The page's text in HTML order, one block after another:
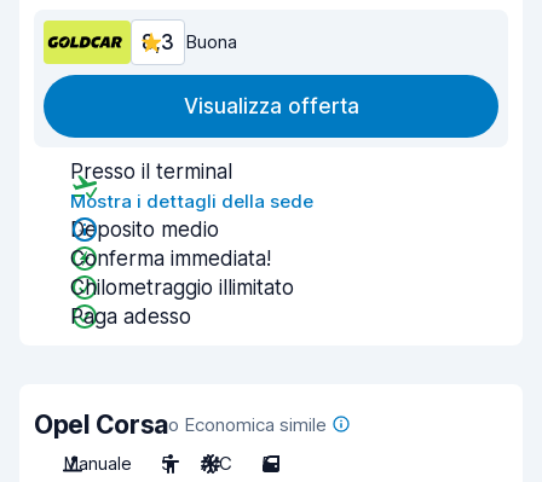
8,3 Buona
Visualizza offerta
Presso il terminal
Mostra i dettagli della sede
Deposito medio
Conferma immediata!
Chilometraggio illimitato
Paga adesso
Opel Corsao Economica simile
Manuale
5 A/C 5